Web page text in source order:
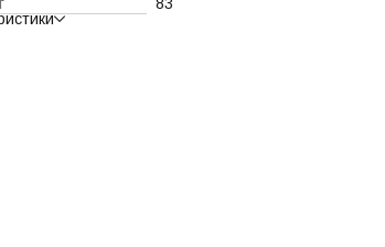
заболевания, затрудненности дыхания и першения,
изменений глотки и язвенных